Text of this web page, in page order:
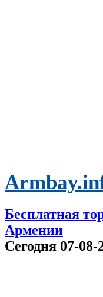
Бесплатная
Армении
Сегодня 07-08-